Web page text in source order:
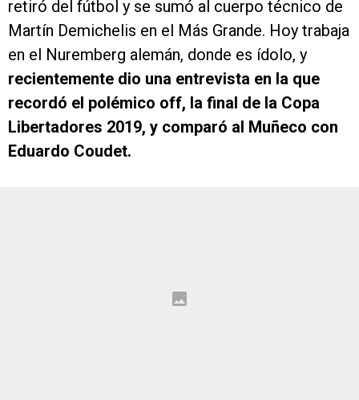
retiró del fútbol y se sumó al cuerpo técnico de
Martín Demichelis en el Más Grande. Hoy trabaja
en el Nuremberg alemán, donde es ídolo, y
recientemente dio una entrevista en la que
recordó el polémico off, la final de la Copa
Libertadores 2019, y comparó al Muñeco con
Eduardo Coudet.